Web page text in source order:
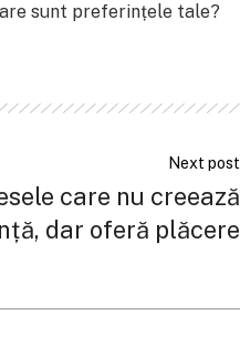
sunt preferințele tale?
Next post
care nu creează
dar oferă plăcere